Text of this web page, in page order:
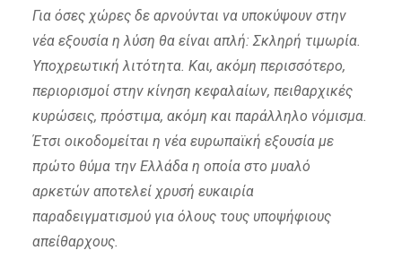
Για όσες χώρες δε αρνούνται να υποκύψουν στην
νέα εξουσία η λύση θα είναι απλή: Σκληρή τιμωρία.
Υποχρεωτική λιτότητα. Και, ακόμη περισσότερο,
περιορισμοί στην κίνηση κεφαλαίων, πειθαρχικές
κυρώσεις, πρόστιμα, ακόμη και παράλληλο νόμισμα.
Έτσι οικοδομείται η νέα ευρωπαϊκή εξουσία με
πρώτο θύμα την Ελλάδα η οποία στο μυαλό
αρκετών αποτελεί χρυσή ευκαιρία
παραδειγματισμού για όλους τους υποψήφιους
απείθαρχους.